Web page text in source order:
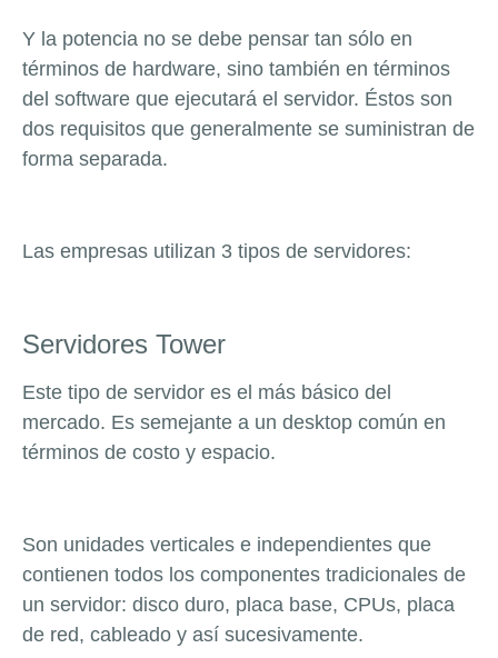
Y la potencia no se debe pensar tan sólo en
términos de hardware, sino también en términos
del software que ejecutará el servidor. Éstos son
dos requisitos que generalmente se suministran de
forma separada.
Las empresas utilizan 3 tipos de servidores:
Servidores Tower
Este tipo de servidor es el más básico del
mercado. Es semejante a un desktop común en
términos de costo y espacio.
Son unidades verticales e independientes que
contienen todos los componentes tradicionales de
un servidor: disco duro, placa base, CPUs, placa
de red, cableado y así sucesivamente.